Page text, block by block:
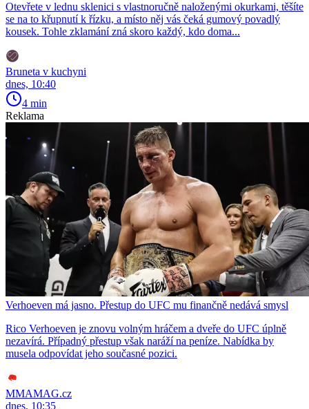
Otevřete v lednu sklenici s vlastnoručně naloženými okurkami, těšíte
se na to křupnutí k řízku, a místo něj vás čeká gumový povadlý
kousek. Tohle zklamání zná skoro každý, kdo doma...
Bruneta v kuchyni
dnes, 10:40
4 min
Reklama
Verhoeven má jasno. Přestup do UFC mu finančně nedává smysl
Rico Verhoeven je znovu volným hráčem a dveře do UFC úplně
nezavírá. Případný přestup však naráží na peníze. Nabídka by
musela odpovídat jeho současné pozici.
MMAMAG.cz
dnes, 10:35